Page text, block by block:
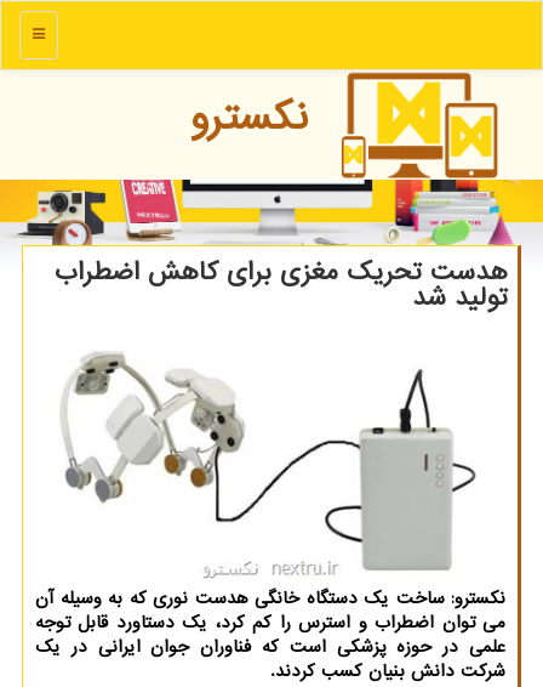
منو
نكسترو
هدست تحریك مغزی برای كاهش اضطراب
تولید شد
نكسترو: ساخت یك دستگاه خانگی هدست نوری كه به وسیله آن
می­ توان اضطراب و استرس را كم كرد، یك دستاورد قابل توجه
علمی در حوزه پزشكی است كه فناوران جوان ایرانی در یك
شركت دانش بنیان كسب كردند.